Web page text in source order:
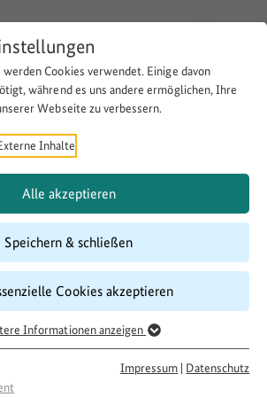
Cookies verwendet. Einige davon
während es uns andere ermöglichen, Ihre
Webseite zu verbessern.
Inhalte
Alle akzeptieren
Speichern & schließen
Cookies akzeptieren
Informationen anzeigen
Impressum | Datenschutz
Download